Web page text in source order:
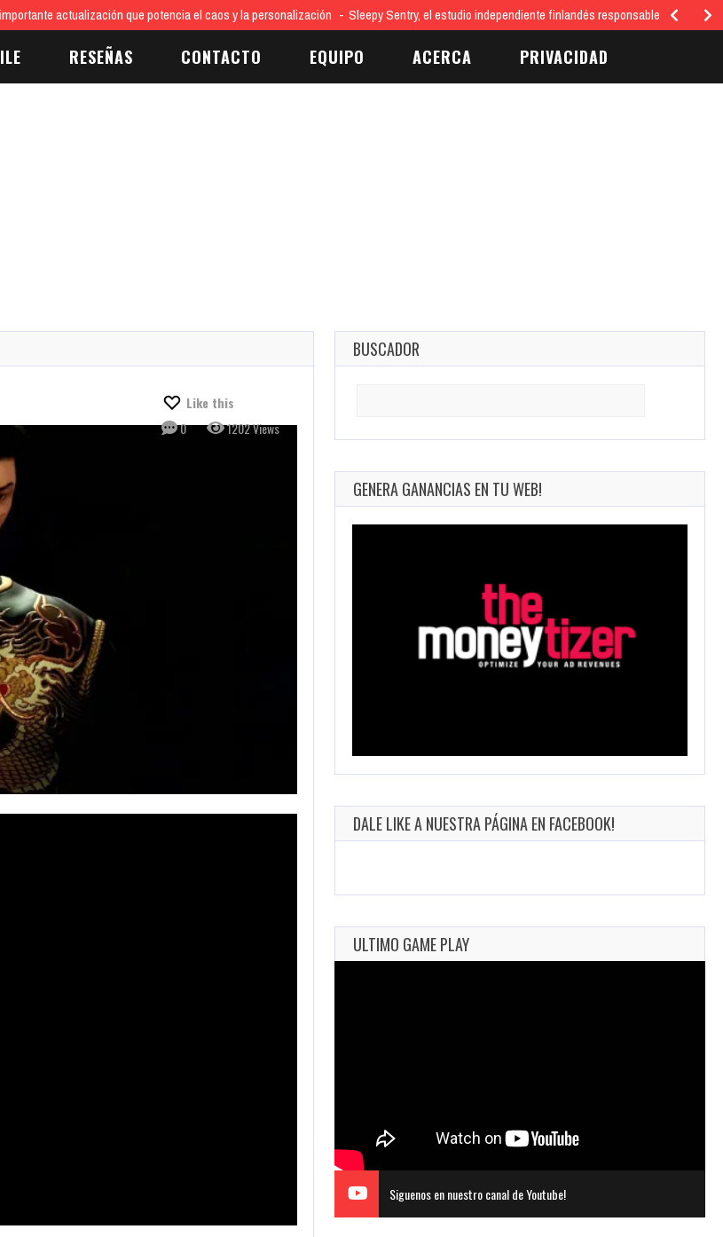
Sus Puertas Hoy Zooseum Ya Está Disponible, Mes de Lanzamiento Ofrecerá Apoyo…
RESEÑAS CONTACTO EQUIPO ACERCA PRIVACIDAD
Like this
0
1202 Views
BUSCADOR
GENERA GANANCIAS EN TU WEB!
DALE LIKE A NUESTRA PÁGINA EN FACEBOOK!
ULTIMO GAME PLAY
Siguenos en nuestro canal de Youtube!